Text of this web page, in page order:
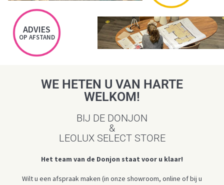
ADVIES
OP AFSTAND
WE HETEN U VAN HARTE
WELKOM!
BIJ DE DONJON
&
LEOLUX SELECT STORE
Het team van de Donjon staat voor u klaar!
Wilt u een afspraak maken (in onze showroom, online of bij u